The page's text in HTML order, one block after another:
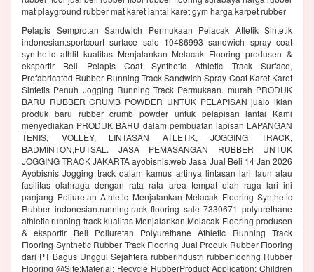
mat playground rubber mat karet lantai karet gym harga karpet rubber
Pelapis Semprotan Sandwich Permukaan Pelacak Atletik Sintetik
indonesian.sportcourt surface sale 10486993 sandwich spray coat
synthetic athlit kualitas Menjalankan Melacak Flooring produsen &
eksportir Beli Pelapis Coat Synthetic Athletic Track Surface,
Prefabricated Rubber Running Track Sandwich Spray Coat Karet Karet
Sintetis Penuh Jogging Running Track Permukaan. murah PRODUK
BARU RUBBER CRUMB POWDER UNTUK PELAPISAN jualo iklan
produk baru rubber crumb powder untuk pelapisan lantai Kami
menyediakan PRODUK BARU dalam pembuatan lapisan LAPANGAN
TENIS, VOLLEY, LINTASAN ATLETIK, JOGGING TRACK,
BADMINTON,FUTSAL. JASA PEMASANGAN RUBBER UNTUK
JOGGING TRACK JAKARTA ayobisnis.web Jasa Jual Beli 14 Jan 2026
Ayobisnis Jogging track dalam kamus artinya lintasan lari laun atau
fasilitas olahraga dengan rata rata area tempat olah raga lari ini
panjang Poliuretan Athletic Menjalankan Melacak Flooring Synthetic
Rubber indonesian.runningtrack flooring sale 7330671 polyurethane
athletic running track kualitas Menjalankan Melacak Flooring produsen
& eksportir Beli Poliuretan Polyurethane Athletic Running Track
Flooring Synthetic Rubber Track Flooring Jual Produk Rubber Flooring
dari PT Bagus Unggul Sejahtera rubberindustri rubberflooring Rubber
Flooring @Site:Material: Recycle RubberProduct Application: Children